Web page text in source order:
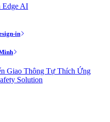
Edge AI
in
Giao Thông Tự Thích Ứng
Solution